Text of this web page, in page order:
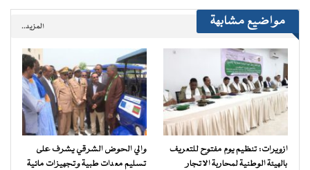
مواضيع مشابهة المزيد..
ازويرات: تنظيم يوم مفتوح للتعريف
بالهيئة الوطنية لمحاربة الاتجار
والي الحوض الشرقي يشرف على
تسليم معدات طبية وتجهيزات مائية